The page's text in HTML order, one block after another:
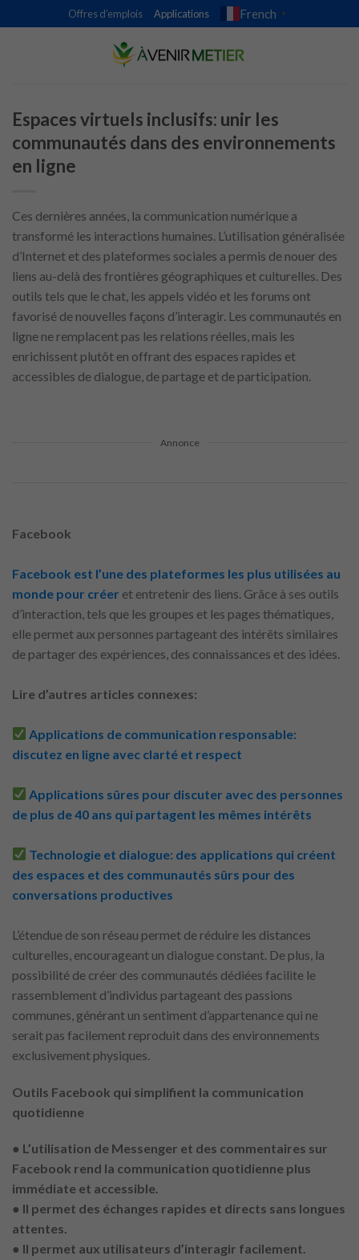
to
Offres d’emplois Applications French ▼
Espaces virtuels inclusifs: unir les
communautés dans des environnements
en ligne
Ces dernières années, la communication numérique a
transformé les interactions humaines. L’utilisation généralisée
d’Internet et des plateformes sociales a permis de nouer des
liens au-delà des frontières géographiques et culturelles. Des
outils tels que le chat, les appels vidéo et les forums ont
favorisé de nouvelles façons d’interagir. Les communautés en
ligne ne remplacent pas les relations réelles, mais les
enrichissent plutôt en offrant des espaces rapides et
accessibles de dialogue, de partage et de participation.
Annonce
Facebook
Facebook est l’une des plateformes les plus utilisées au
monde pour créer et entretenir des liens. Grâce à ses outils
d’interaction, tels que les groupes et les pages thématiques,
elle permet aux personnes partageant des intérêts similaires
de partager des expériences, des connaissances et des idées.
Lire d’autres articles connexes:
Applications de communication responsable:
discutez en ligne avec clarté et respect
Applications sûres pour discuter avec des personnes
de plus de 40 ans qui partagent les mêmes intérêts
Technologie et dialogue: des applications qui créent
des espaces et des communautés sûrs pour des
conversations productives
L’étendue de son réseau permet de réduire les distances
culturelles, encourageant un dialogue constant. De plus, la
possibilité de créer des communautés dédiées facilite le
rassemblement d’individus partageant des passions
communes, générant un sentiment d’appartenance qui ne
serait pas facilement reproduit dans des environnements
exclusivement physiques.
Outils Facebook qui simplifient la communication
quotidienne
● L’utilisation de Messenger et des commentaires sur
Facebook rend la communication quotidienne plus
immédiate et accessible.
● Il permet des échanges rapides et directs sans longues
attentes.
● Il permet aux utilisateurs d’interagir facilement.